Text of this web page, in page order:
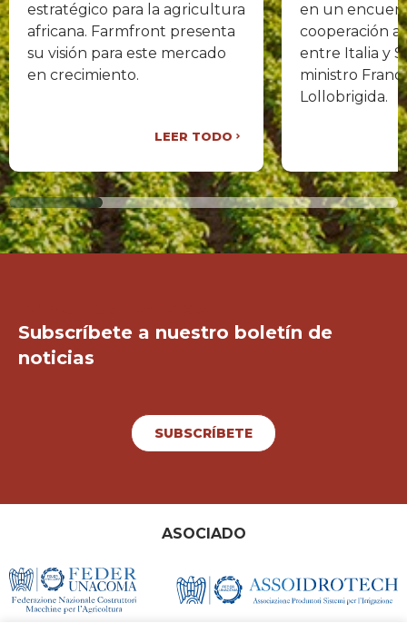
estratégico para la agricultura
africana. Farmfront presenta
su visión para este mercado
en crecimiento.
LEER TODO
en un
cooperación
entre Italia y
ministro
Lollobrigida.
Subscríbete a nuestro boletín de
noticias
SUBSCRÍBETE
ASOCIADO